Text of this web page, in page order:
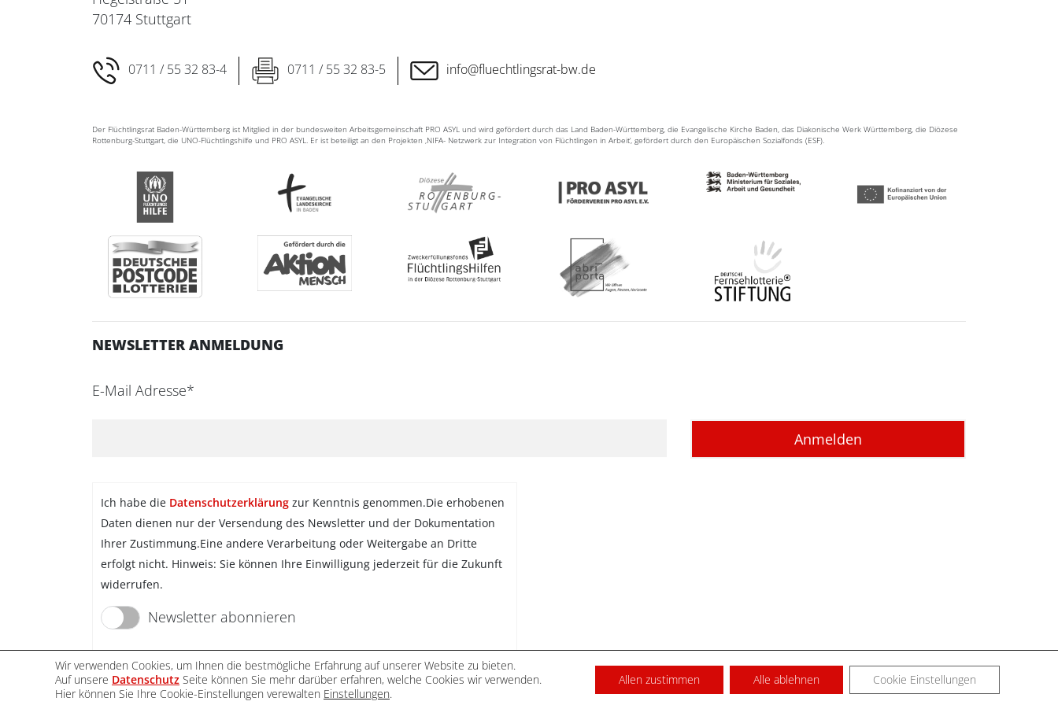
70174 Stuttgart
0711 / 55 32 83-4 0711 / 55 32 83-5 info@fluechtlingsrat-bw.de
Der Flüchtlingsrat Baden-Württemberg ist Mitglied in der bundesweiten Arbeitsgemeinschaft PRO ASYL und wird gefördert durch das Land Baden-Württemberg, die Evangelische Kirche Baden, das Diakonische Werk Württemberg, die Diözese
Rottenburg-Stuttgart, die UNO-Flüchtlingshilfe und PRO ASYL. Er ist beteiligt an den Projekten ‚NIFA- Netzwerk zur Integration von Flüchtlingen in Arbeit‘, gefördert durch den Europäischen Sozialfonds (ESF).
NEWSLETTER ANMELDUNG
E-Mail Adresse*
Ich habe die Datenschutzerklärung zur Kenntnis genommen.Die erhobenen
Daten dienen nur der Versendung des Newsletter und der Dokumentation
Ihrer Zustimmung.Eine andere Verarbeitung oder Weitergabe an Dritte
erfolgt nicht. Hinweis: Sie können Ihre Einwilligung jederzeit für die Zukunft
widerrufen.
Newsletter abonnieren
DATENSCHUTZ IMPRESSUM KONTAKT
Wir verwenden Cookies, um Ihnen die bestmögliche Erfahrung auf unserer Website zu bieten.
Auf unsere Datenschutz Seite können Sie mehr darüber erfahren, welche Cookies wir verwenden.
Hier können Sie Ihre Cookie-Einstellungen verewalten Einstellungen.
Allen zustimmen Alle ablehnen Cookie Einstellungen